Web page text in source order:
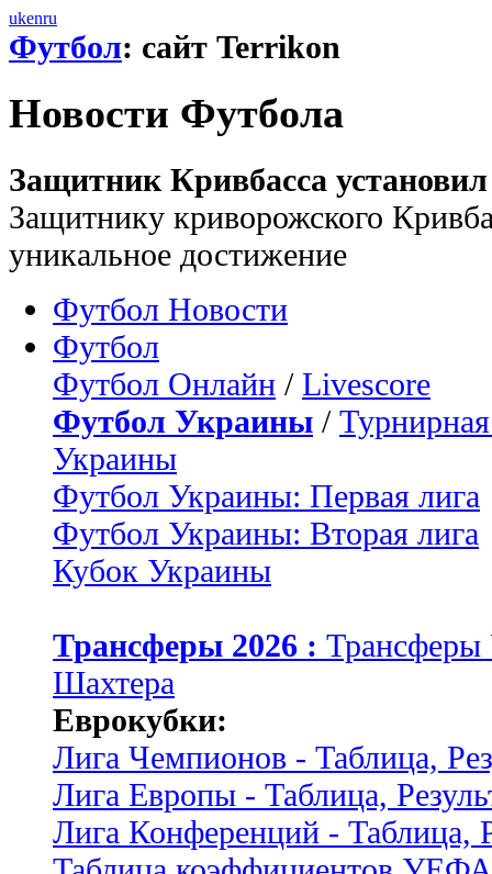
ukenru
Футбол: сайт Terrikon
Новости Футбола
Защитник Кривбасса
Защитнику криворожского
уникальное достижение
Футбол Новости
Футбол
Футбол Онлайн / Livescore
Футбол Украины /
Украины
Футбол Украины: Первая лига
Футбол Украины: Вторая лига
Кубок Украины
Трансферы 2026 :
Шахтера
Еврокубки:
Лига Чемпионов - Таблица,
Лига Европы - Таблица,
Лига Конференций - Таблица,